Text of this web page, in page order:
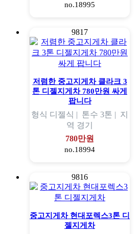
no.18995
9817
저렴한 중고지게차 클라크 3
톤 디젤지게차 780만원 싸게
팝니다
형식 디젤식 | 톤수 3톤 | 지
역 경기
780만원
no.18994
9816
중고지게차 현대포렉스3톤 디
젤지게차